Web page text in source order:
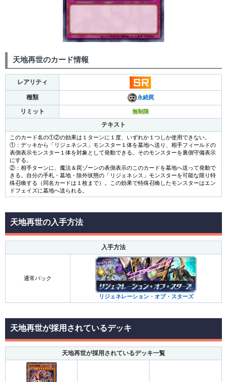
天地再世のカード情報
レアリティ
種類 永続罠
リミット 無制限
テキスト
このカード名の①②の効果は１ターンに１度、いずれか１つしか使用できない。
①：デッキから「リジェネシス」モンスター１体を墓地へ送り、相手フィールドの
表側表示モンスター１体を対象として発動できる。そのモンスターを裏側守備表示
にする。
②：相手ターンに、魔法＆罠ゾーンの表側表示のこのカードを墓地へ送って発動で
きる。自分の手札・墓地・除外状態の「リジェネシス」モンスターを可能な限り特
殊召喚する（同名カードは１枚まで）。この効果で特殊召喚したモンスターはエン
ドフェイズに墓地へ送られる。
天地再世の入手方法
入手方法
通常パック
リジェネレーション・オブ・スターズ
天地再世が採用されているデッキ
天地再世が採用されているデッキ一覧